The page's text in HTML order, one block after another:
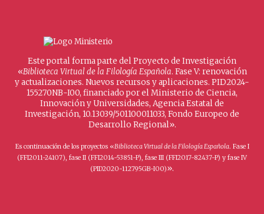
Este portal forma parte del Proyecto de Investigación
«Biblioteca Virtual de la Filología Española. Fase V: renovación
y actualizaciones. Nuevos recursos y aplicaciones. PID2024-
155270NB-I00, financiado por el Ministerio de Ciencia,
Innovación y Universidades, Agencia Estatal de
Investigación, 10.13039/501100011033, Fondo Europeo de
Desarrollo Regional».
Es continuación de los proyectos «Biblioteca Virtual de la Filología Española. Fase I
(FFI2011-24107), fase II (FFI2014-53851-P), fase III (FFI2017-82437-P) y fase IV
(PID2020-112795GB-I00)».